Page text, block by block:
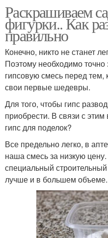
Раскрашиваем
фигурки.. Как
правильно
Конечно, никто не станет
Поэтому необходимо точно
гипсовую смесь перед тем,
свои первые шедевры.
Для того, чтобы гипс
приобрести. В связи с этим
гипс для поделок?
Все предельно легко, в
наша смесь за низкую
специальный
лучше и в большем объеме.